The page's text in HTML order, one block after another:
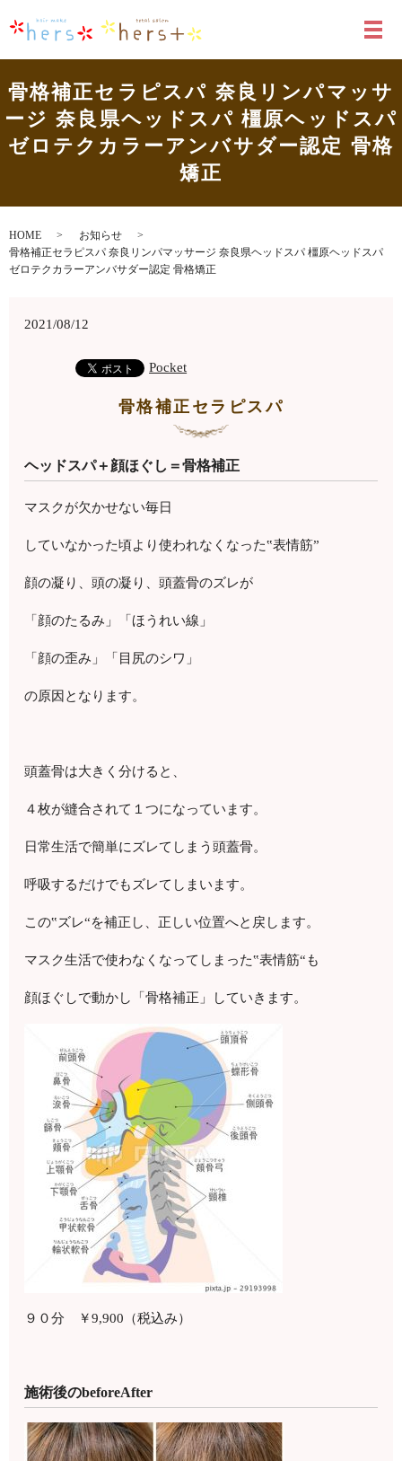
メ
骨格補正セラピスパ 奈良リンパマッサ
ージ 奈良県ヘッドスパ 橿原ヘッドスパ
ゼロテクカラーアンバサダー認定 骨格
矯正
HOME
お知らせ
骨格補正セラピスパ 奈良リンパマッサージ 奈良県ヘッドスパ 橿原ヘッドスパ
ゼロテクカラーアンバサダー認定 骨格矯正
2021/08/12
Pocket
骨格補正セラピスパ
ヘッドスパ＋顔ほぐし＝骨格補正
マスクが欠かせない毎日
していなかった頃より使われなくなった‟表情筋”
顔の凝り、頭の凝り、頭蓋骨のズレが
「顔のたるみ」「ほうれい線」
「顔の歪み」「目尻のシワ」
の原因となります。
頭蓋骨は大きく分けると、
４枚が縫合されて１つになっています。
日常生活で簡単にズレてしまう頭蓋骨。
呼吸するだけでもズレてしまいます。
この‟ズレ“を補正し、正しい位置へと戻します。
マスク生活で使わなくなってしまった‟表情筋“も
顔ほぐしで動かし「骨格補正」していきます。
９０分 ￥9,900（税込み）
施術後のbeforeAfter